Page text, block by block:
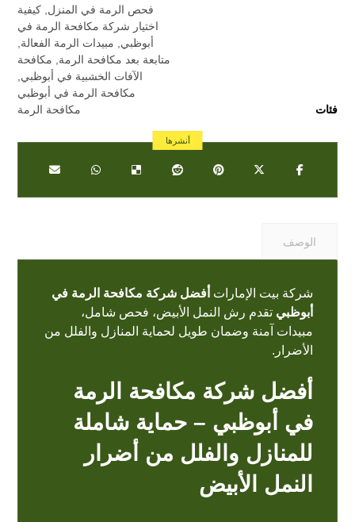
فحص الرمة في المنزل كيفية
اختيار شركة مكافحة الرمة في
أبوظبي
مبيدات الرمة الفعالة
متابعة بعد مكافحة الرمة
مكافحة
الآفات الخشبية في أبوظبي
مكافحة الرمة في أبوظبي
فئات
مكافحة الرمة
الوصف
شركة بيت الإمارات أفضل شركة مكافحة الرمة في
أبوظبي تقدم رش النمل الأبيض، فحص شامل،
مبيدات آمنة وضمان طويل لحماية المنازل والفلل من
الأضرار.
أفضل شركة مكافحة الرمة
في أبوظبي – حماية شاملة
للمنازل والفلل من أضرار
النمل الأبيض